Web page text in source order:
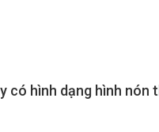
hình dạng hình nón